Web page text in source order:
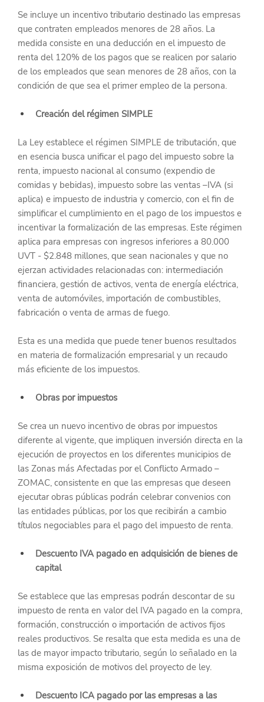
Se incluye un incentivo tributario destinado las empresas
que contraten empleados menores de 28 años. La
medida consiste en una deducción en el impuesto de
renta del 120% de los pagos que se realicen por salario
de los empleados que sean menores de 28 años, con la
condición de que sea el primer empleo de la persona.
Creación del régimen SIMPLE
La Ley establece el régimen SIMPLE de tributación, que
en esencia busca unificar el pago del impuesto sobre la
renta, impuesto nacional al consumo (expendio de
comidas y bebidas), impuesto sobre las ventas –IVA (si
aplica) e impuesto de industria y comercio, con el fin de
simplificar el cumplimiento en el pago de los impuestos e
incentivar la formalización de las empresas. Este régimen
aplica para empresas con ingresos inferiores a 80.000
UVT - $2.848 millones, que sean nacionales y que no
ejerzan actividades relacionadas con: intermediación
financiera, gestión de activos, venta de energía eléctrica,
venta de automóviles, importación de combustibles,
fabricación o venta de armas de fuego.
Esta es una medida que puede tener buenos resultados
en materia de formalización empresarial y un recaudo
más eficiente de los impuestos.
Obras por impuestos
Se crea un nuevo incentivo de obras por impuestos
diferente al vigente, que impliquen inversión directa en la
ejecución de proyectos en los diferentes municipios de
las Zonas más Afectadas por el Conflicto Armado –
ZOMAC, consistente en que las empresas que deseen
ejecutar obras públicas podrán celebrar convenios con
las entidades públicas, por los que recibirán a cambio
títulos negociables para el pago del impuesto de renta.
Descuento IVA pagado en adquisición de bienes de
capital
Se establece que las empresas podrán descontar de su
impuesto de renta en valor del IVA pagado en la compra,
formación, construcción o importación de activos fijos
reales productivos. Se resalta que esta medida es una de
las de mayor impacto tributario, según lo señalado en la
misma exposición de motivos del proyecto de ley.
Descuento ICA pagado por las empresas a las